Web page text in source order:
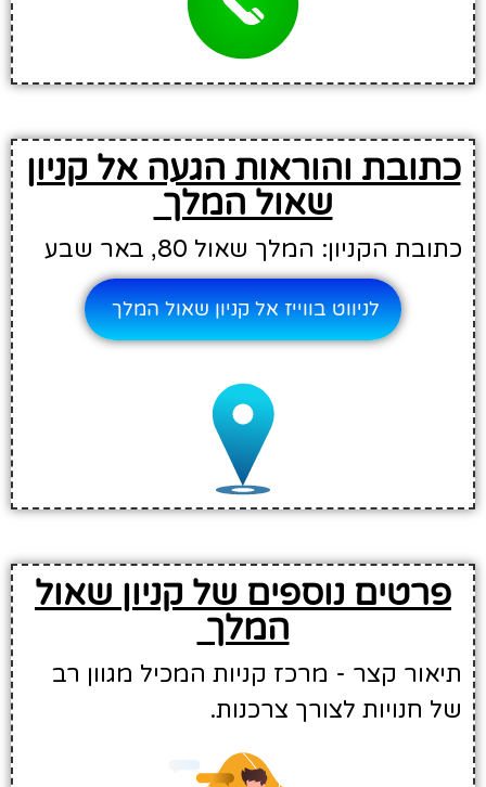
כתובת והוראות הגעה אל קניון
שאול המלך
כתובת הקניון: המלך שאול 80, באר שבע
לניווט בווייז אל קניון שאול המלך
פרטים נוספים של קניון שאול
המלך
תיאור קצר - מרכז קניות המכיל מגוון רב
של חנויות לצורך צרכנות.